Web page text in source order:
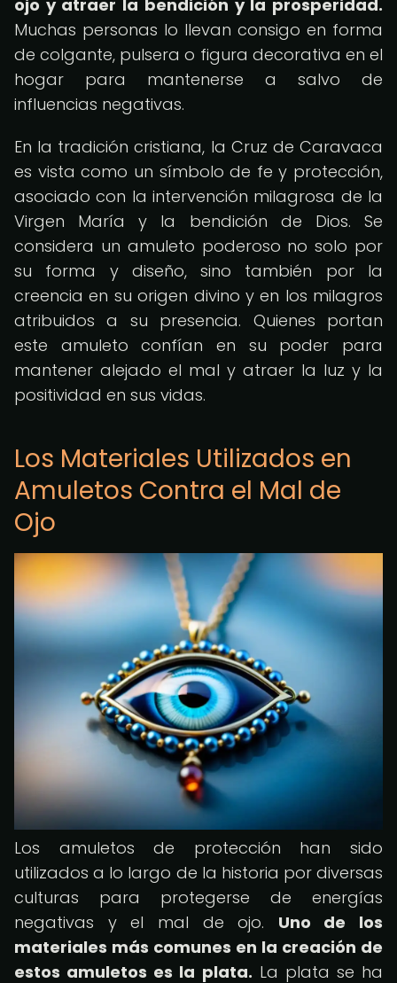
ojo y atraer la bendición y la prosperidad.
Muchas personas lo llevan consigo en forma
de colgante, pulsera o figura decorativa en el
hogar para mantenerse a salvo de
influencias negativas.
En la tradición cristiana, la Cruz de Caravaca
es vista como un símbolo de fe y protección,
asociado con la intervención milagrosa de la
Virgen María y la bendición de Dios. Se
considera un amuleto poderoso no solo por
su forma y diseño, sino también por la
creencia en su origen divino y en los milagros
atribuidos a su presencia. Quienes portan
este amuleto confían en su poder para
mantener alejado el mal y atraer la luz y la
positividad en sus vidas.
Los Materiales Utilizados en
Amuletos Contra el Mal de
Ojo
Los amuletos de protección han sido
utilizados a lo largo de la historia por diversas
culturas para protegerse de energías
negativas y el mal de ojo. Uno de los
materiales más comunes en la creación de
estos amuletos es la plata. La plata se ha